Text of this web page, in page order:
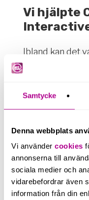
Samtycke
Denna webbplats
Vi använder cookies
annonserna till
sociala medier och
vidarebefordrar även
information från din
Vi hjälpte
Ibland kan det
svåra bitarna
fokusera på
Coldwood
för några år
För Coldwood
med ekonomi-
föll då på oss.
Läs hela